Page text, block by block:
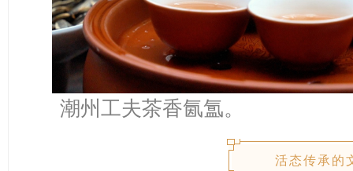
潮州工夫茶香氤氲。
活态传承的